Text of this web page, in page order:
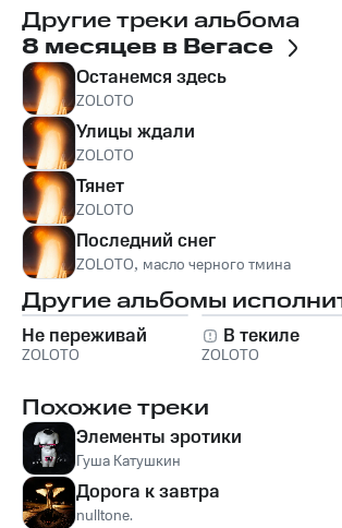
Другие треки альбома
8 месяцев в Вегасе
Останемся здесь
ZOLOTO
Улицы ждали
ZOLOTO
Тянет
ZOLOTO
Последний снег
ZOLOTO, масло черного тмина
Другие альбомы
Не переживай
ZOLOTO
В текиле
ZOLOTO
Похожие треки
Элементы эротики
Гуша Катушкин
Дорога к завтра
nulltone.